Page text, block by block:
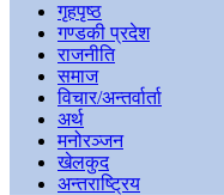
गृहपृष्ठ
गण्डकी प्रदेश
राजनीति
समाज
विचार/अन्तर्वार्ता
अर्थ
मनोरञ्जन
खेलकुद
अन्तराष्ट्रिय